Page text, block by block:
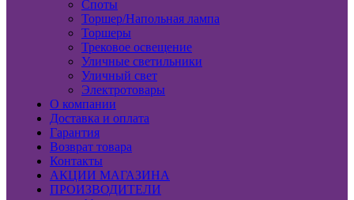
Споты
Торшер/Напольная лампа
Торшеры
Трековое освещение
Уличные светильники
Уличный свет
Электротовары
О компании
Доставка и оплата
Гарантия
Возврат товара
Контакты
АКЦИИ МАГАЗИНА
ПРОИЗВОДИТЕЛИ